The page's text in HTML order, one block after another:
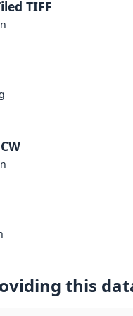
TIFF
this